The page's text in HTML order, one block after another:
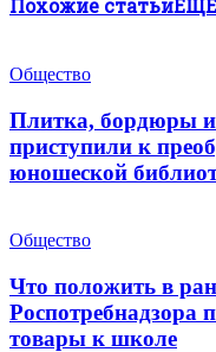
Похожие статьи
Общество
Плитка, бордюры
приступили к
юношеской
Общество
Что положить в
Роспотребнадзора
товары к школе